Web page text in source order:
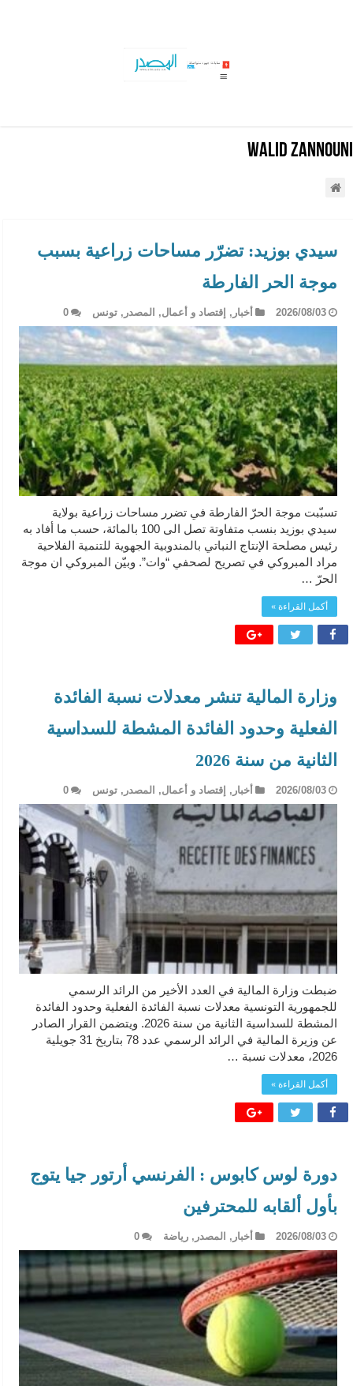
سليانة: جهود متواصلة للسيطرة على حريق جبل الم
Walid Zannouni
سيدي بوزيد: تضرّر مساحات زراعية بسبب
موجة الحر الفارطة
2026/08/03 أخبار , إقتصاد و أعمال, المصدر , تونس 0
تسبّبت موجة الحرّ الفارطة في تضرر مساحات زراعية بولاية
سيدي بوزيد بنسب متفاوتة تصل الى 100 بالمائة، حسب ما أفاد به
رئيس مصلحة الإنتاج النباتي بالمندوبية الجهوية للتنمية الفلاحية
مراد المبروكي في تصريح لصحفي “وات”. وبيّن المبروكي ان موجة
الحرّ …
أكمل القراءة »
وزارة المالية تنشر معدلات نسبة الفائدة
الفعلية وحدود الفائدة المشطة للسداسية
الثانية من سنة 2026
2026/08/03 أخبار , إقتصاد و أعمال, المصدر , تونس 0
ضبطت وزارة المالية في العدد الأخير من الرائد الرسمي
للجمهورية التونسية معدلات نسبة الفائدة الفعلية وحدود الفائدة
المشطة للسداسية الثانية من سنة 2026. ويتضمن القرار الصادر
عن وزيرة المالية في الرائد الرسمي عدد 78 بتاريخ 31 جويلية
2026، معدلات نسبة …
أكمل القراءة »
دورة لوس كابوس : الفرنسي أرتور جيا يتوج
بأول ألقابه للمحترفين
2026/08/03 أخبار , المصدر , رياضة 0